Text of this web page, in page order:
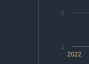
2022
1
2